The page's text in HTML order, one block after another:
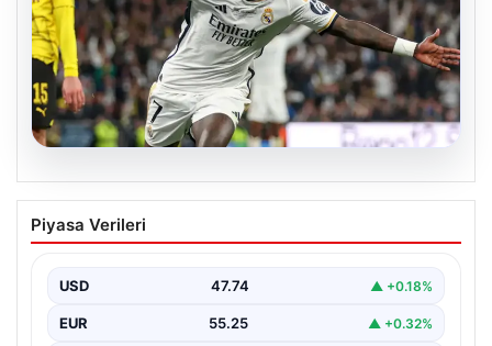
06.08.2026
Real Madrid, Vinicius Junior ile Yeni
Sözleşmeyi Resmen Açıkladı
süredir konuşulan ve merakla beklenen gelişmeyle
ilgili…
Piyasa Verileri
USD 47.74 ▲ +0.18%
EUR 55.25 ▲ +0.32%